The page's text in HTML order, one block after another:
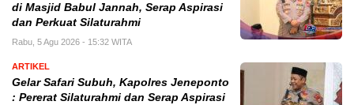
di Masjid Babul Jannah, Serap Aspirasi
dan Perkuat Silaturahmi
Rabu, 5 Agu 2026 - 15:32 WITA
ARTIKEL
Gelar Safari Subuh, Kapolres Jeneponto
: Pererat Silaturahmi dan Serap Aspirasi